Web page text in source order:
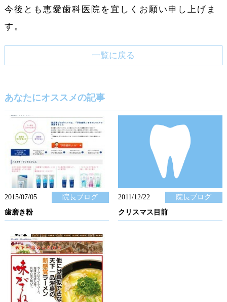
今後とも恵愛歯科医院を宜しくお願い申し上げま
す。
一覧に戻る
あなたにオススメの記事
2015/07/05
院長ブログ
歯磨き粉
2011/12/22
院長ブログ
クリスマス目前